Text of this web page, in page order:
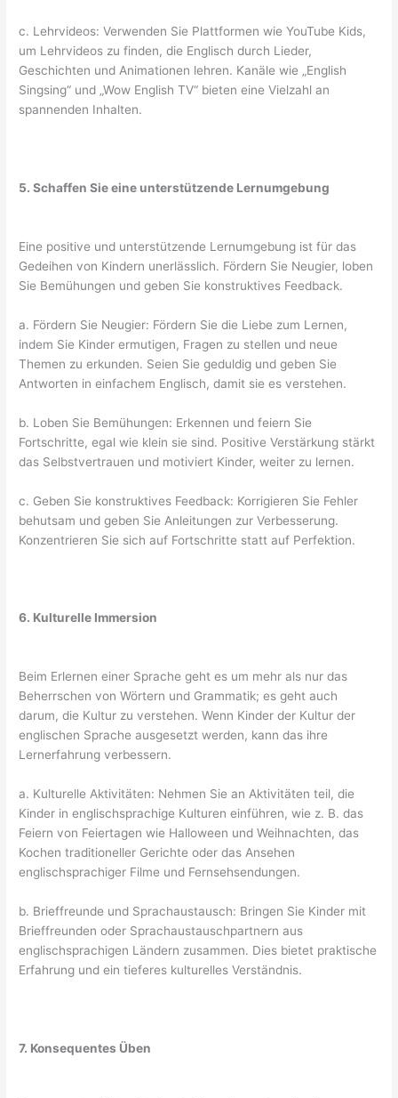
c. Lehrvideos: Verwenden Sie Plattformen wie YouTube Kids,
um Lehrvideos zu finden, die Englisch durch Lieder,
Geschichten und Animationen lehren. Kanäle wie „English
Singsing“ und „Wow English TV“ bieten eine Vielzahl an
spannenden Inhalten.
5. Schaffen Sie eine unterstützende Lernumgebung
Eine positive und unterstützende Lernumgebung ist für das
Gedeihen von Kindern unerlässlich. Fördern Sie Neugier, loben
Sie Bemühungen und geben Sie konstruktives Feedback.
a. Fördern Sie Neugier: Fördern Sie die Liebe zum Lernen,
indem Sie Kinder ermutigen, Fragen zu stellen und neue
Themen zu erkunden. Seien Sie geduldig und geben Sie
Antworten in einfachem Englisch, damit sie es verstehen.
b. Loben Sie Bemühungen: Erkennen und feiern Sie
Fortschritte, egal wie klein sie sind. Positive Verstärkung stärkt
das Selbstvertrauen und motiviert Kinder, weiter zu lernen.
c. Geben Sie konstruktives Feedback: Korrigieren Sie Fehler
behutsam und geben Sie Anleitungen zur Verbesserung.
Konzentrieren Sie sich auf Fortschritte statt auf Perfektion.
6. Kulturelle Immersion
Beim Erlernen einer Sprache geht es um mehr als nur das
Beherrschen von Wörtern und Grammatik; es geht auch
darum, die Kultur zu verstehen. Wenn Kinder der Kultur der
englischen Sprache ausgesetzt werden, kann das ihre
Lernerfahrung verbessern.
a. Kulturelle Aktivitäten: Nehmen Sie an Aktivitäten teil, die
Kinder in englischsprachige Kulturen einführen, wie z. B. das
Feiern von Feiertagen wie Halloween und Weihnachten, das
Kochen traditioneller Gerichte oder das Ansehen
englischsprachiger Filme und Fernsehsendungen.
b. Brieffreunde und Sprachaustausch: Bringen Sie Kinder mit
Brieffreunden oder Sprachaustauschpartnern aus
englischsprachigen Ländern zusammen. Dies bietet praktische
Erfahrung und ein tieferes kulturelles Verständnis.
7. Konsequentes Üben